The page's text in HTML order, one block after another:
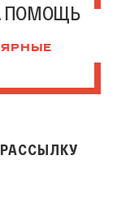
ПОМОЩЬ